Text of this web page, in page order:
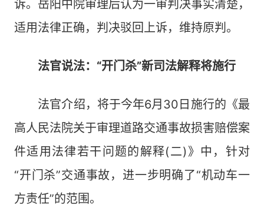
诉。岳阳中院审理后认为一审判决事实清楚，
适用法律正确，判决驳回上诉，维持原判。
法官说法：“开门杀”新司法解释将施行
法官介绍，将于今年6月30日施行的《最
高人民法院关于审理道路交通事故损害赔偿案
件适用法律若干问题的解释(二)》中，针对
“开门杀”交通事故，进一步明确了“机动车一
方责任”的范围。